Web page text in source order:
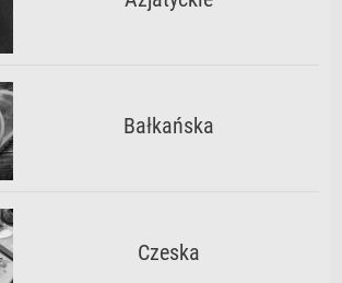
Bałkańska
Czeska